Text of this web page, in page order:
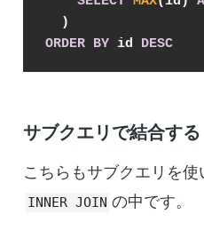
ORDER BY id DESC
サブクエリで結合する
こちらもサブクエリを
INNER JOIN の中です。